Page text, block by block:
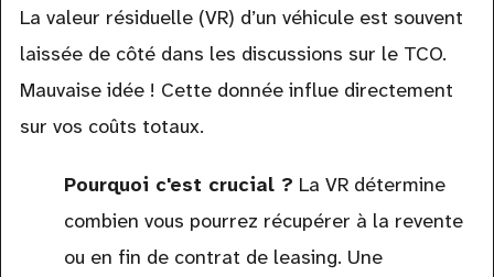
La valeur résiduelle (VR) d’un véhicule est souvent
laissée de côté dans les discussions sur le TCO.
Mauvaise idée ! Cette donnée influe directement
sur vos coûts totaux.
Pourquoi c'est crucial ? La VR détermine
combien vous pourrez récupérer à la revente
ou en fin de contrat de leasing. Une